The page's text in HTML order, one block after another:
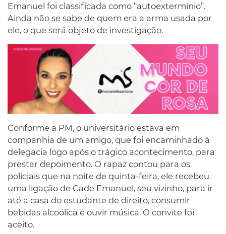
Emanuel foi classificada como “autoextermínio”.
Ainda não se sabe de quem era a arma usada por
ele, o que será objeto de investigação.
Conforme a PM, o universitário estava em
companhia de um amigo, que foi encaminhado à
delegacia logo após o trágico acontecimento, para
prestar depoimento. O rapaz contou para os
policiais que na noite de quinta-feira, ele recebeu
uma ligação de Cade Emanuel, seu vizinho, para ir
até a casa do estudante de direito, consumir
bebidas alcoólica e ouvir música. O convite foi
aceito.